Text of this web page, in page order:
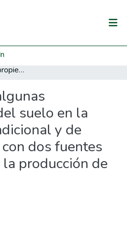
Dinámica de algunas propiedades del suelo en la agricultura tradicional y de conservación, con dos fuentes encalantes en la producción de maíz forrajero
suelo en la
y de
dos fuentes
producción de